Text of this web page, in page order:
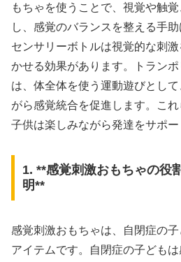
もちゃを使うことで、視覚や触
し、感覚のバランスを整える手
センサリーボトルは視覚的な刺
かせる効果があります。トラン
は、体全体を使う運動遊びとし
がら感覚統合を促進します。これ
子供は楽しみながら発達をサポー
1. **感覚刺激おもちゃの役
明**
感覚刺激おもちゃは、自閉症の
アイテムです。自閉症の子ども